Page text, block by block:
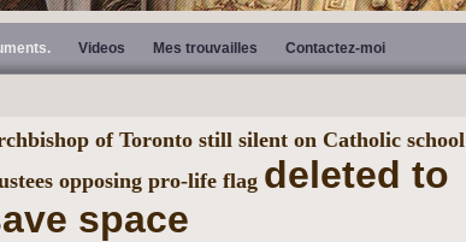
Videos Mes trouvailles Contactez-moi
of Toronto still silent on Catholic school
opposing pro-life flag deleted to
space